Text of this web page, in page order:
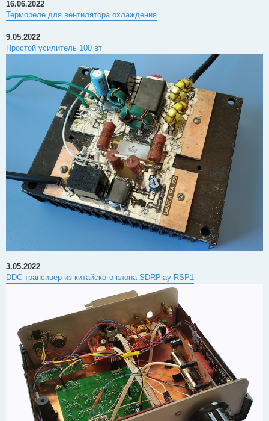
16.06.2022
Термореле для вентилятора охлаждения
9.05.2022
Простой усилитель 100 вт
3.05.2022
DDC трансивер из китайского клона SDRPlay RSP1